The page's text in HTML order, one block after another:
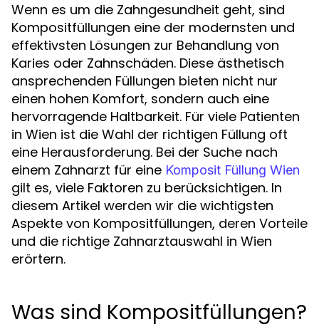
Wenn es um die Zahngesundheit geht, sind
Kompositfüllungen eine der modernsten und
effektivsten Lösungen zur Behandlung von
Karies oder Zahnschäden. Diese ästhetisch
ansprechenden Füllungen bieten nicht nur
einen hohen Komfort, sondern auch eine
hervorragende Haltbarkeit. Für viele Patienten
in Wien ist die Wahl der richtigen Füllung oft
eine Herausforderung. Bei der Suche nach
einem Zahnarzt für eine Komposit Füllung Wien
gilt es, viele Faktoren zu berücksichtigen. In
diesem Artikel werden wir die wichtigsten
Aspekte von Kompositfüllungen, deren Vorteile
und die richtige Zahnarztauswahl in Wien
erörtern.
Was sind Kompositfüllungen?